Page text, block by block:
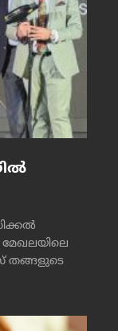
മേഖലയിലെ
തങ്ങളുടെ